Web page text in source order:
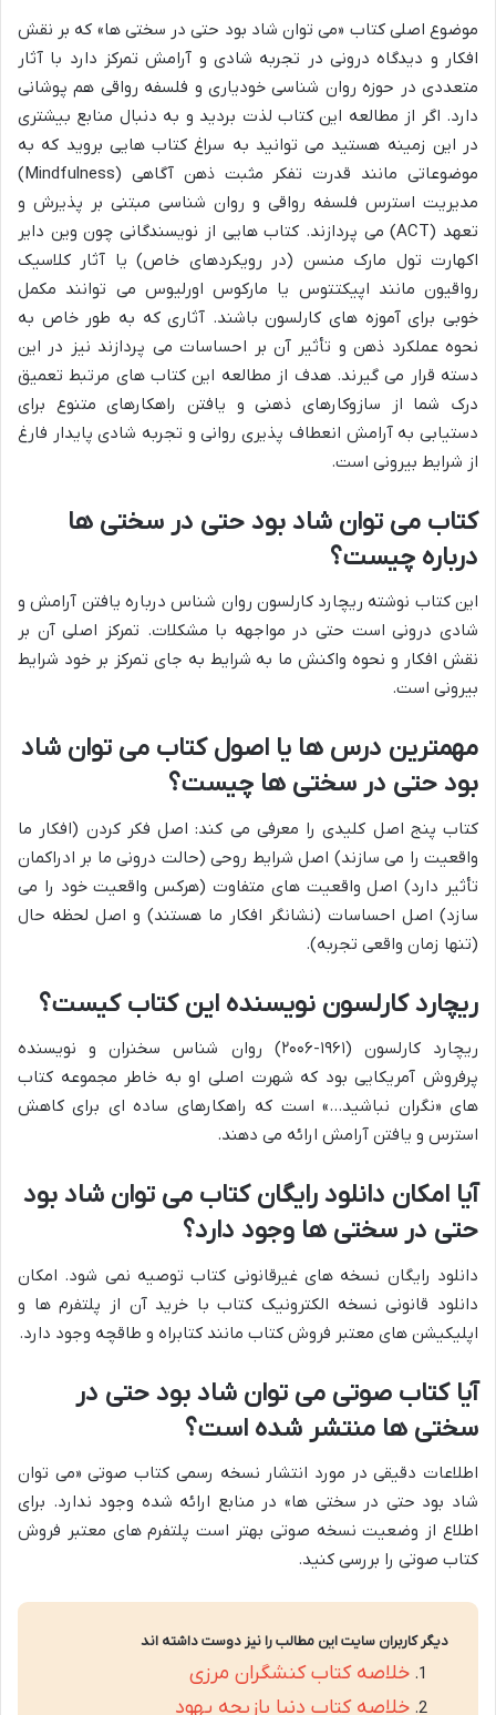
موضوع اصلی کتاب «می توان شاد بود حتی در سختی ها» که بر نقش
افکار و دیدگاه درونی در تجربه شادی و آرامش تمرکز دارد با آثار
متعددی در حوزه روان شناسی خودیاری و فلسفه رواقی هم پوشانی
دارد. اگر از مطالعه این کتاب لذت بردید و به دنبال منابع بیشتری
در این زمینه هستید می توانید به سراغ کتاب هایی بروید که به
موضوعاتی مانند قدرت تفکر مثبت ذهن آگاهی (Mindfulness)
مدیریت استرس فلسفه رواقی و روان شناسی مبتنی بر پذیرش و
تعهد (ACT) می پردازند. کتاب هایی از نویسندگانی چون وین دایر
اکهارت تول مارک منسن (در رویکردهای خاص) یا آثار کلاسیک
رواقیون مانند اپیکتتوس یا مارکوس اورلیوس می توانند مکمل
خوبی برای آموزه های کارلسون باشند. آثاری که به طور خاص به
نحوه عملکرد ذهن و تأثیر آن بر احساسات می پردازند نیز در این
دسته قرار می گیرند. هدف از مطالعه این کتاب های مرتبط تعمیق
درک شما از سازوکارهای ذهنی و یافتن راهکارهای متنوع برای
دستیابی به آرامش انعطاف پذیری روانی و تجربه شادی پایدار فارغ
از شرایط بیرونی است.
کتاب می توان شاد بود حتی در سختی ها
درباره چیست؟
این کتاب نوشته ریچارد کارلسون روان شناس درباره یافتن آرامش و
شادی درونی است حتی در مواجهه با مشکلات. تمرکز اصلی آن بر
نقش افکار و نحوه واکنش ما به شرایط به جای تمرکز بر خود شرایط
بیرونی است.
مهمترین درس ها یا اصول کتاب می توان شاد
بود حتی در سختی ها چیست؟
کتاب پنج اصل کلیدی را معرفی می کند: اصل فکر کردن (افکار ما
واقعیت را می سازند) اصل شرایط روحی (حالت درونی ما بر ادراکمان
تأثیر دارد) اصل واقعیت های متفاوت (هرکس واقعیت خود را می
سازد) اصل احساسات (نشانگر افکار ما هستند) و اصل لحظه حال
(تنها زمان واقعی تجربه).
ریچارد کارلسون نویسنده این کتاب کیست؟
ریچارد کارلسون (۱۹۶۱-۲۰۰۶) روان شناس سخنران و نویسنده
پرفروش آمریکایی بود که شهرت اصلی او به خاطر مجموعه کتاب
های «نگران نباشید…» است که راهکارهای ساده ای برای کاهش
استرس و یافتن آرامش ارائه می دهند.
آیا امکان دانلود رایگان کتاب می توان شاد بود
حتی در سختی ها وجود دارد؟
دانلود رایگان نسخه های غیرقانونی کتاب توصیه نمی شود. امکان
دانلود قانونی نسخه الکترونیک کتاب با خرید آن از پلتفرم ها و
اپلیکیشن های معتبر فروش کتاب مانند کتابراه و طاقچه وجود دارد.
آیا کتاب صوتی می توان شاد بود حتی در
سختی ها منتشر شده است؟
اطلاعات دقیقی در مورد انتشار نسخه رسمی کتاب صوتی «می توان
شاد بود حتی در سختی ها» در منابع ارائه شده وجود ندارد. برای
اطلاع از وضعیت نسخه صوتی بهتر است پلتفرم های معتبر فروش
کتاب صوتی را بررسی کنید.
دیگر کاربران سایت این مطالب را نیز دوست داشته اند
خلاصه کتاب کنشگران مرزی
خلاصه کتاب دنیا بازیچه یهود